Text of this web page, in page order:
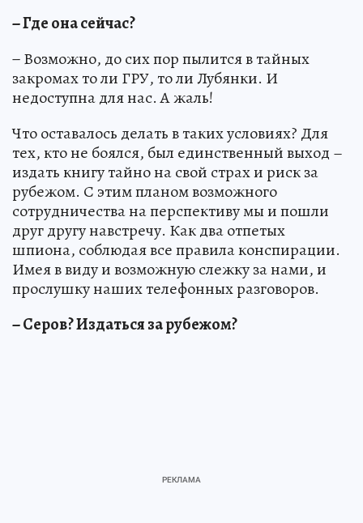
− Где она сейчас?
− Возможно, до сих пор пылится в тайных
закромах то ли ГРУ, то ли Лубянки. И
недоступна для нас. А жаль!
Что оставалось делать в таких условиях? Для
тех, кто не боялся, был единственный выход –
издать книгу тайно на свой страх и риск за
рубежом. С этим планом возможного
сотрудничества на перспективу мы и пошли
друг другу навстречу. Как два отпетых
шпиона, соблюдая все правила конспирации.
Имея в виду и возможную слежку за нами, и
прослушку наших телефонных разговоров.
− Серов? Издаться за рубежом?